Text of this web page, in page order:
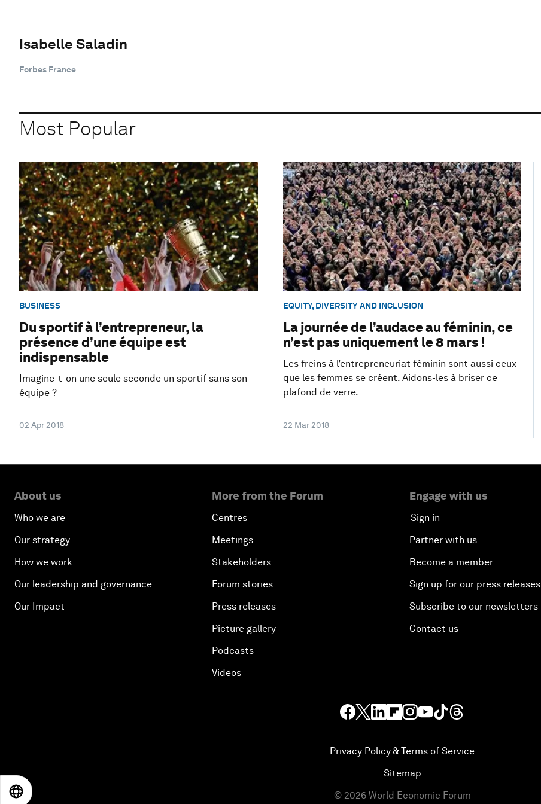
Isabelle Saladin
Forbes France
Most Popular
BUSINESS
Du sportif à l’entrepreneur, la
présence d’une équipe est
indispensable
Imagine-t-on une seule seconde un sportif sans son
équipe ?
02 Apr 2018
EQUITY, DIVERSITY AND INCLUSION
La journée de l’audace au féminin, ce
n’est pas uniquement le 8 mars !
Les freins à l’entrepreneuriat féminin sont aussi ceux
que les femmes se créent. Aidons-les à briser ce
plafond de verre.
22 Mar 2018
About us
Who we are
Our strategy
How we work
Our leadership and governance
Our Impact
More from the Forum
Centres
Meetings
Stakeholders
Forum stories
Press releases
Picture gallery
Podcasts
Videos
Engage with us
Sign in
Partner with us
Become a member
Sign up for our press releases
Subscribe to our newsletters
Contact us
Privacy Policy & Terms of Service
Sitemap
© 2026 World Economic Forum